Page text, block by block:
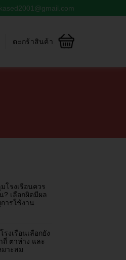
ตะกร้าสินค้า
โรงเรือนควร
? เลือกผิดมีผล
การใช้งาน
งเรือนเลือกยัง
ถี่ ตาห่าง และ
าะสม